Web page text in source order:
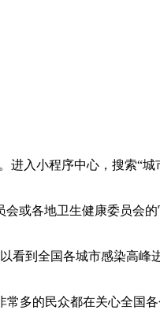
进入小程序中心，搜索“
或各地卫生健康委员会
看到全国各城市感染高
多的民众都在关心全国